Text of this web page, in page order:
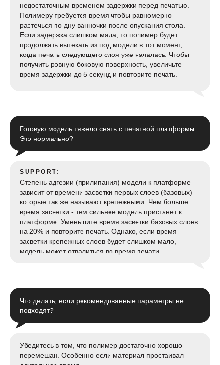
недостаточным временем задержки перед печатью.
Полимеру требуется время чтобы равномерно
растечься по дну ванночки после опускания стола.
Если задержка слишком мала, то полимер будет
продолжать вытекать из под модели в тот момент,
когда печать следующего слоя уже началась. Чтобы
получить ровную боковую поверхность, увеличьте
время задержки до 5 секунд и повторите печать.
Готовую модель тяжело снять с печатной платформы.
Это нормально?
SUPPORT:
Степень адгезии (прилипания) модели к платформе
зависит от времени засветки первых слоев (базовых),
которые так же называют крепежными. Чем больше
время засветки - тем сильнее модель пристанет к
платформе. Уменьшите время засветки базовых слоев
на 20% и повторите печать. Однако, если время
засветки крепежных слоев будет слишком мало,
модель может отвалиться во время печати.
Что делать, если рекомендованные параметры не
подходят?
Убедитесь в том, что полимер достаточно хорошо
перемешан. Особенно если материал простаивал